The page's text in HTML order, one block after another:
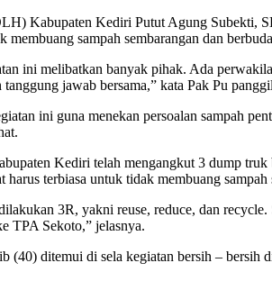
Kabupaten Kediri Putut Agung Subekti,
membuang sampah sembarangan dan
ini melibatkan banyak pihak. Ada
jawab bersama,” kata Pak Pu
ini guna menekan persoalan sampah
Kediri telah mengangkut 3 dump
terbiasa untuk tidak membuang sampah
3R, yakni reuse, reduce, dan
TPA Sekoto,” jelasnya.
(40) ditemui di sela kegiatan bersih –